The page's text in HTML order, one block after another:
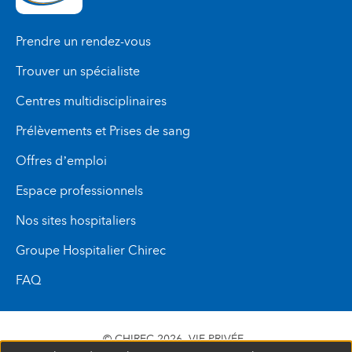
Prendre un rendez-vous
Trouver un spécialiste
Centres multidisciplinaires
Prélèvements et Prises de sang
Offres d’emploi
Espace professionnels
Nos sites hospitaliers
Groupe Hospitalier Chirec
FAQ
© CHIREC 2026 VIE PRIVÉE